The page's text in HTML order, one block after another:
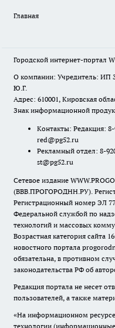
Главная
Городской интернет-портал
О компании: Учредитель: ИП
Ю.Г.
Адрес: 610001, Кировская
Знак информационной
Контакты: Редакция:
red@pg52.ru
Рекламный отдел: 8-
st@pg52.ru
Сетевое издание
(ВВВ.ПРОГОРОДНН.РУ).
Регистрационный номер ЭЛ
Федеральной службой по
технологий и массовых
Возрастная категория сайта
новостного портала
обязательна, в противном
законодательства РФ об
Редакция портала не несет
пользователей, а также
«На информационном
технологии